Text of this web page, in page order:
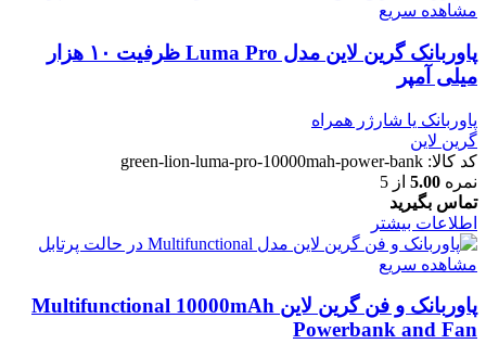
مشاهده سریع
پاوربانک گرین لاین مدل Luma Pro ظرفیت ۱۰ هزار
میلی آمپر
پاوربانک یا شارژر همراه
گرین لاین
کد کالا: green-lion-luma-pro-10000mah-power-bank
نمره 5.00 از 5
تماس بگیرید
اطلاعات بیشتر
مشاهده سریع
پاوربانک و فن گرین لاین Multifunctional 10000mAh
Powerbank and Fan